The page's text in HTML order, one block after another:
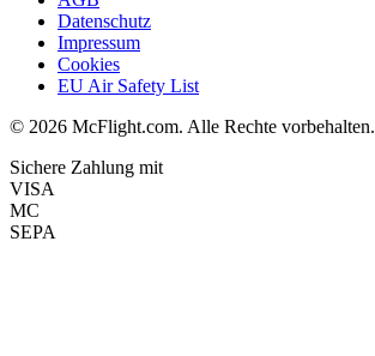
Datenschutz
Impressum
Cookies
EU Air Safety List
© 2026 McFlight.com. Alle Rechte vorbehalten.
Sichere Zahlung mit
VISA
MC
SEPA